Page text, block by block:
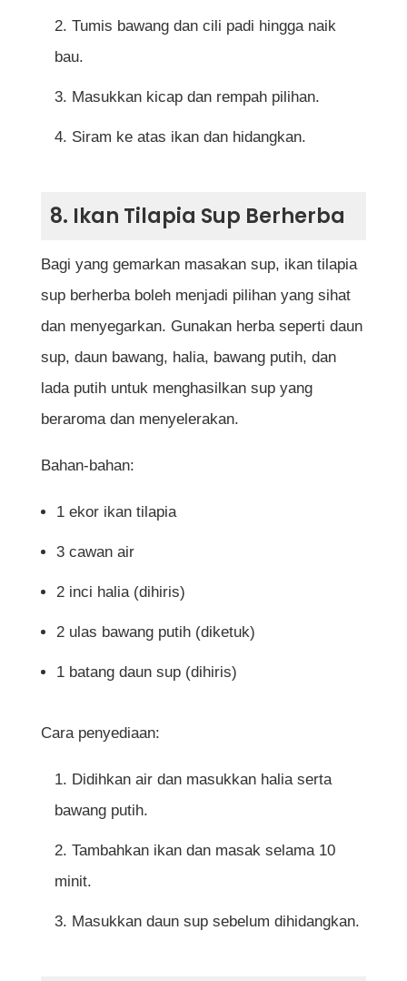
Tumis bawang dan cili padi hingga naik
bau.
Masukkan kicap dan rempah pilihan.
Siram ke atas ikan dan hidangkan.
8. Ikan Tilapia Sup Berherba
Bagi yang gemarkan masakan sup, ikan tilapia
sup berherba boleh menjadi pilihan yang sihat
dan menyegarkan. Gunakan herba seperti daun
sup, daun bawang, halia, bawang putih, dan
lada putih untuk menghasilkan sup yang
beraroma dan menyelerakan.
Bahan-bahan:
1 ekor ikan tilapia
3 cawan air
2 inci halia (dihiris)
2 ulas bawang putih (diketuk)
1 batang daun sup (dihiris)
Cara penyediaan:
Didihkan air dan masukkan halia serta
bawang putih.
Tambahkan ikan dan masak selama 10
minit.
Masukkan daun sup sebelum dihidangkan.